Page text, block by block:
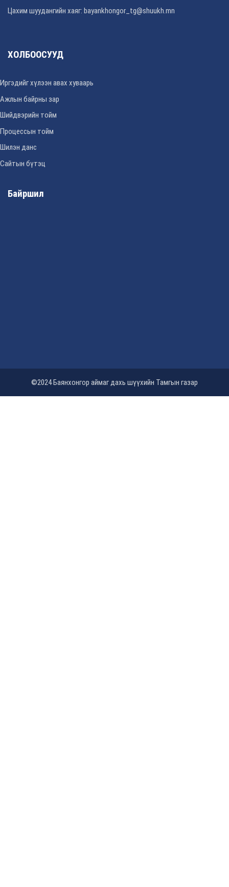
Цахим шуудангийн хаяг: bayankhongor_tg@shuukh.mn
ХОЛБООСУУД
Иргэдийг хүлээн авах хуваарь
Ажлын байрны зар
Шийдвэрийн тойм
Процессын тойм
Шилэн данс
Сайтын бүтэц
Байршил
©2024 Баянхонгор аймаг дахь шүүхийн Тамгын газар